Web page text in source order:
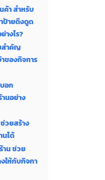
ค้า สำหรับ
ป้ายดึงดูด
างไร?
สำคัญ
าของกิจการ
อก
นอย่าง
วยสร้าง
นได้
าน ช่วย
ให้กับกิจกา